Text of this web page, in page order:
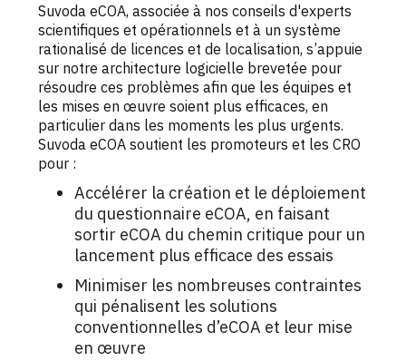
Suvoda eCOA, associée à nos conseils d'experts
scientifiques et opérationnels et à un système
rationalisé de licences et de localisation, s’appuie
sur notre architecture logicielle brevetée pour
résoudre ces problèmes afin que les équipes et
les mises en œuvre soient plus efficaces, en
particulier dans les moments les plus urgents.
Suvoda eCOA soutient les promoteurs et les CRO
pour :
Accélérer la création et le déploiement
du questionnaire eCOA, en faisant
sortir eCOA du chemin critique pour un
lancement plus efficace des essais
Minimiser les nombreuses contraintes
qui pénalisent les solutions
conventionnelles d’eCOA et leur mise
en œuvre